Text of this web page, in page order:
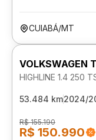
CUIABÁ/MT
VOLKSWAGEN
HIGHLINE 1.4 250
53.484 km2024/
R$ 155.190
R$ 150.990